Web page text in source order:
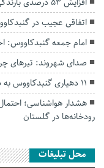
اتفاقی عجیب در‌
امام جمعه گنبدکاووس:
صدای شهروند: تیرهای
۱۱ دهیاری گنبدکاووس به شبکه حفاظت مردمی منابع طبیعی پیوستند
هشدار هواشناسی؛
رودخانه‌ها در گلستان
محل تبلیغات